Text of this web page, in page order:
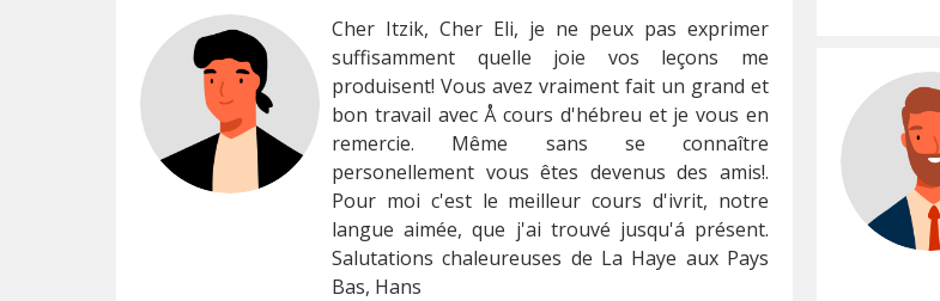
Cher Itzik, Cher Eli, je ne peux pas exprimer
suffisamment quelle joie vos leçons me
produisent! Vous avez vraiment fait un grand et
bon travail avec Å cours d'hébreu et je vous en
remercie. Même sans se connaître
personellement vous êtes devenus des amis!.
Pour moi c'est le meilleur cours d'ivrit, notre
langue aimée, que j'ai trouvé jusqu'á présent.
Salutations chaleureuses de La Haye aux Pays
Bas, Hans